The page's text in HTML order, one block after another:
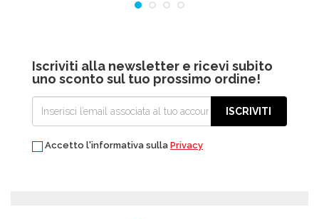
Iscriviti alla newsletter e ricevi subito
uno sconto sul tuo prossimo ordine!
ISCRIVITI
Accetto l'informativa sulla Privacy